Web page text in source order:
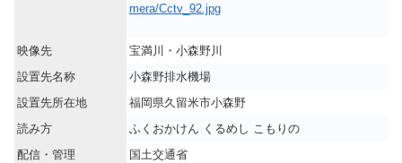
mera/Cctv_92.jpg
映像先
宝満川・小森野川
設置先名称
小森野排水機場
設置先所在地
福岡県久留米市小森野
読み方
ふくおかけん くるめし こもりの
配信・管理
国土交通省